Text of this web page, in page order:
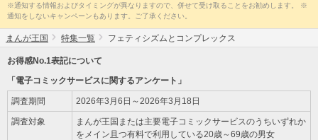
※通知する情報およびタイミングが異なりますので、併せて受け取ることをお勧めします。 ※
通知をしないキャンペーンもあります。ご了承ください。
まんが王国 特集一覧 フェティシズムとコンプレックス
お得感No.1表記について
「電子コミックサービスに関するアンケート」
調査期間 2026年3月6日～2026年3月18日
調査対象
まんが王国または主要電子コミックサービスのうちいずれか
をメイン且つ有料で利用している20歳～69歳の男女